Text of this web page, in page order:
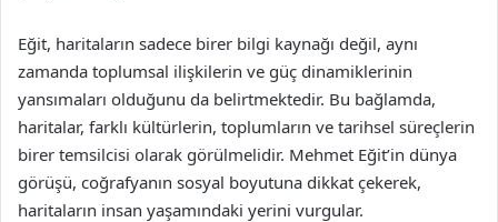
Eğit, haritaların sadece birer bilgi kaynağı değil, aynı
zamanda toplumsal ilişkilerin ve güç dinamiklerinin
yansımaları olduğunu da belirtmektedir. Bu bağlamda,
haritalar, farklı kültürlerin, toplumların ve tarihsel süreçlerin
birer temsilcisi olarak görülmelidir. Mehmet Eğit’in dünya
görüşü, coğrafyanın sosyal boyutuna dikkat çekerek,
haritaların insan yaşamındaki yerini vurgular.